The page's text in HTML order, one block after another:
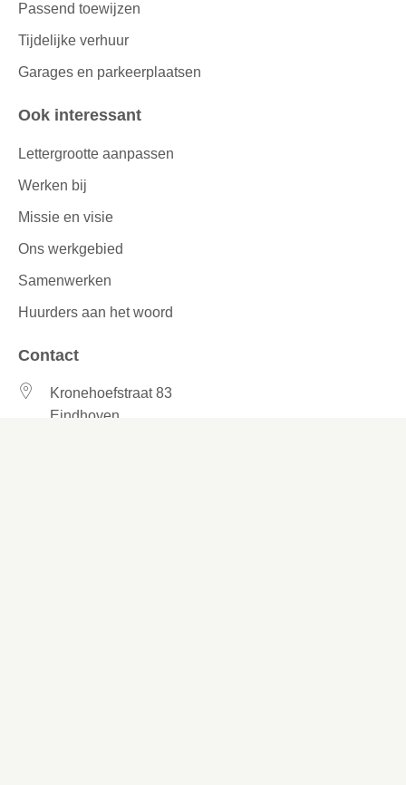
Passend toewijzen
Tijdelijke verhuur
Garages en parkeerplaatsen
Ook interessant
Lettergrootte aanpassen
Werken bij
Missie en visie
Ons werkgebied
Samenwerken
Huurders aan het woord
Contact
Kronehoefstraat 83
Eindhoven